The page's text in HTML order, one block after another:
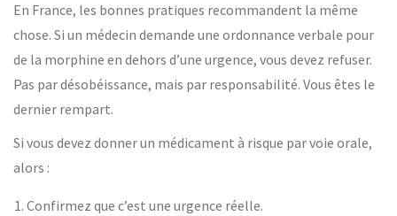
En France, les bonnes pratiques recommandent la même
chose. Si un médecin demande une ordonnance verbale pour
de la morphine en dehors d’une urgence, vous devez refuser.
Pas par désobéissance, mais par responsabilité. Vous êtes le
dernier rempart.
Si vous devez donner un médicament à risque par voie orale,
alors :
Confirmez que c’est une urgence réelle.